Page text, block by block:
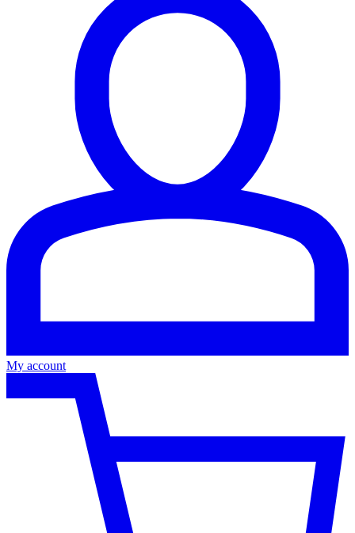
My account